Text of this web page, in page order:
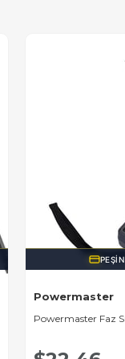
Powermaster
Powermaster Faz